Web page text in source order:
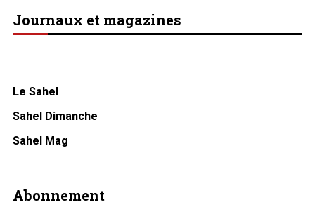
Journaux et magazines
Le Sahel
Sahel Dimanche
Sahel Mag
Abonnement